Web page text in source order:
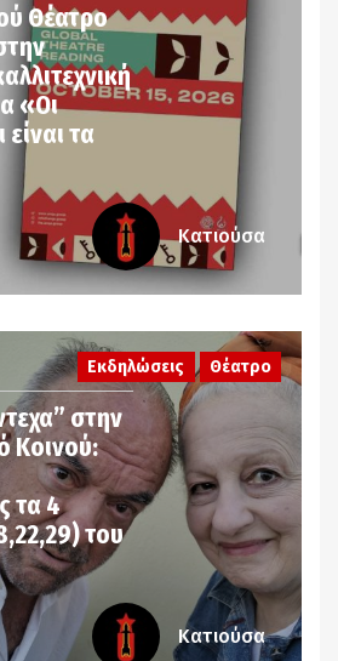
Θέατρο
«Οι
είναι τα
Κατιούσα
στην
Κοινού:
τα 4
του
Εκδηλώσεις Θέατρο
Κατιούσα